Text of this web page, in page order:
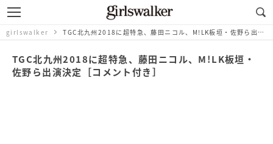
girlswalker TGC北九州2018に超特急、藤田ニコル、M!LK板垣・佐野ら出演決定［コメント付き］
TGC北九州2018に超特急、藤田ニコル、M!LK板垣・
佐野ら出演決定［コメント付き］